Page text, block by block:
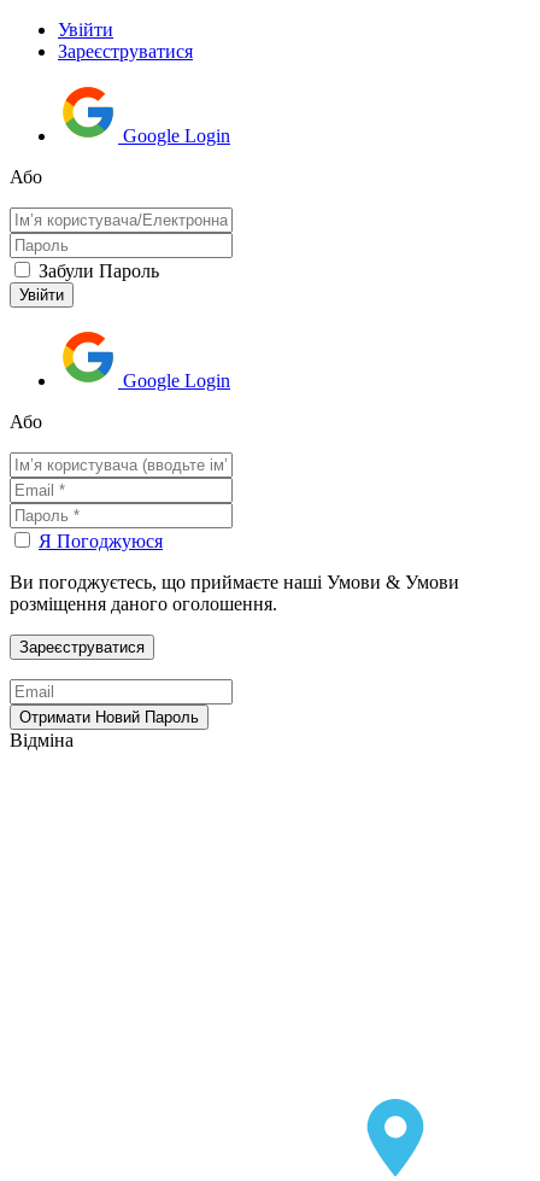
Увійти
Зареєструватися
Google Login
Або
Забули Пароль
Google Login
Або
Я Погоджуюся
Ви погоджуєтесь, що приймаєте наші Умови & Умови
розміщення даного оголошення.
Відміна